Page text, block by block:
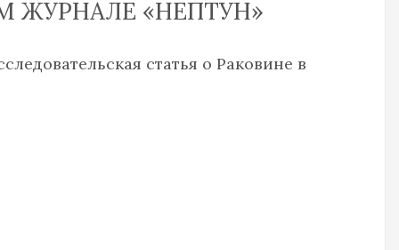
ЖУРНАЛЕ «НЕПТУН»
статья о Раковине в